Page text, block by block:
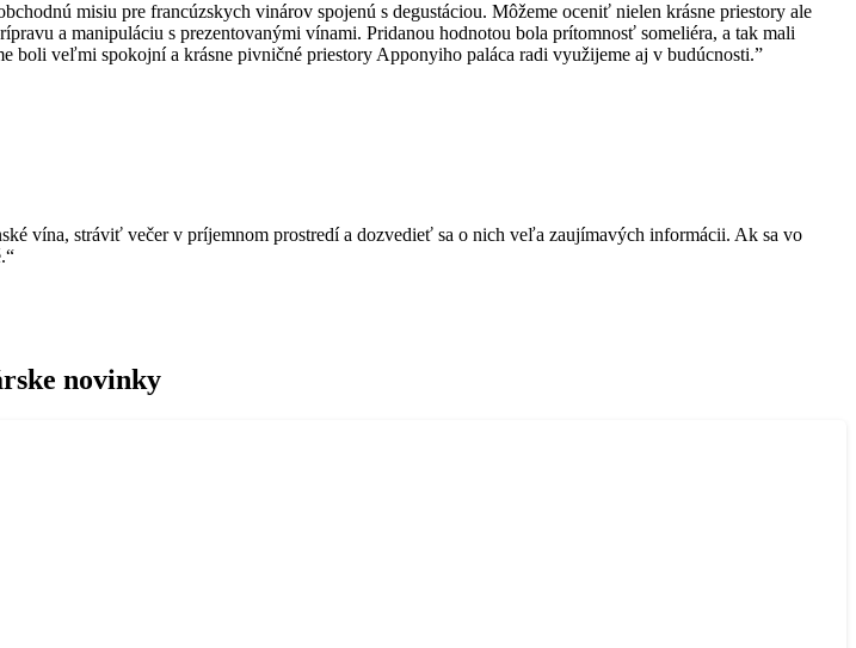
misiu pre francúzskych vinárov spojenú s degustáciou. Môžeme oceniť nielen krásne priestory ale
a manipuláciu s prezentovanými vínami. Pridanou hodnotou bola prítomnosť someliéra, a tak mali
veľmi spokojní a krásne pivničné priestory Apponyiho paláca radi využijeme aj v budúcnosti.”
vína, stráviť večer v príjemnom prostredí a dozvedieť sa o nich veľa zaujímavých informácii. Ak sa vo
novinky